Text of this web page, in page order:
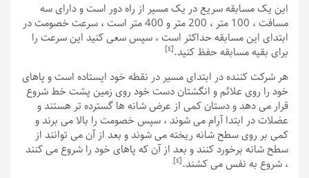
این یک مسابقه سریع در یک مسیر از راه دور است و دارای سه
مسافت ، 100 متر ، 200 متر و 400 متر است ، سرعت خصومت در
ابتدای این مسابقه حداکثر است ، سپس سعی کنید این سرعت را
برای بقیه مسابقه حفظ کنید.[٤]
هر شرکت کننده در ابتدای مسیر در نقطه خود ایستاده است و پاهای
خود را روی علائم و انگشتان دست خود روی زمین پشت خط شروع
قرار می دهد و دستان کمی از عرض شانه ها گسترده تر هستند و
عضلات در ابتدا آرام می شوند ، سپس خصومت را بالا می برند و
کمی بر روی سطح شانه ریخته می شوند و بعد از آن می توانند از
سطح شانه برخورد کنند و بعد از آن که پاهای خود را شروع می کنند
، شروع به نفس می کشند.[٤]